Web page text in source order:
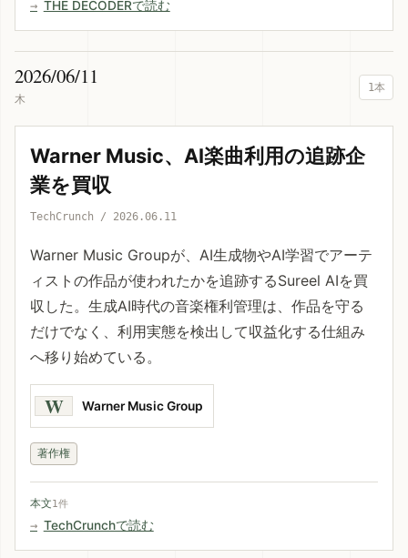
THE DECODERで読む
2026/06/11
木
1本
Warner Music、AI楽曲利用の追跡企
業を買収
TechCrunch / 2026.06.11
Warner Music Groupが、AI生成物やAI学習でアーテ
ィストの作品が使われたかを追跡するSureel AIを買
収した。生成AI時代の音楽権利管理は、作品を守る
だけでなく、利用実態を検出して収益化する仕組み
へ移り始めている。
W Warner Music Group
著作権
本文1件
TechCrunchで読む